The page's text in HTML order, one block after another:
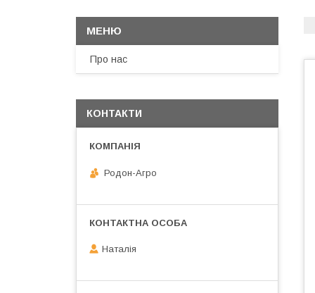
Про нас
КОНТАКТИ
Родон-Агро
Наталія